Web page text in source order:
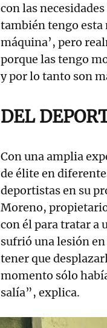
con las
también tengo esta
máquina’, pero
porque las tengo
y por lo tanto son
DEL
Con una amplia
de élite en
deportistas en su
Moreno,
con él para tratar a
sufrió una lesión
tener que
momento sólo
salía”, explica.